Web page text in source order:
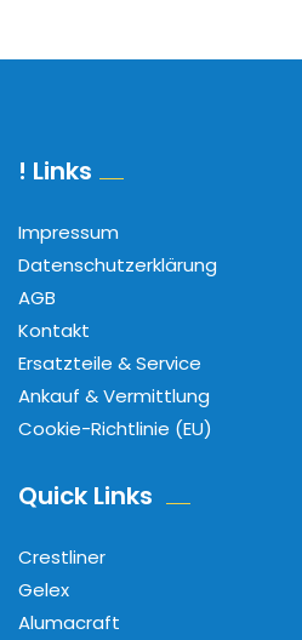
! Links
Impressum
Datenschutzerklärung
AGB
Kontakt
Ersatzteile & Service
Ankauf & Vermittlung
Cookie-Richtlinie (EU)
Quick Links
Crestliner
Gelex
Alumacraft